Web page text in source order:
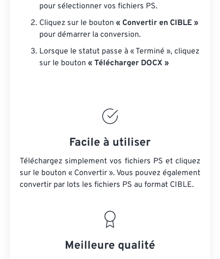
pour sélectionner vos fichiers PS.
Cliquez sur le bouton « Convertir en CIBLE »
pour démarrer la conversion.
Lorsque le statut passe à « Terminé », cliquez
sur le bouton « Télécharger DOCX »
Facile à utiliser
Téléchargez simplement vos fichiers PS et cliquez
sur le bouton « Convertir ». Vous pouvez également
convertir par lots les fichiers PS au format CIBLE.
Meilleure qualité